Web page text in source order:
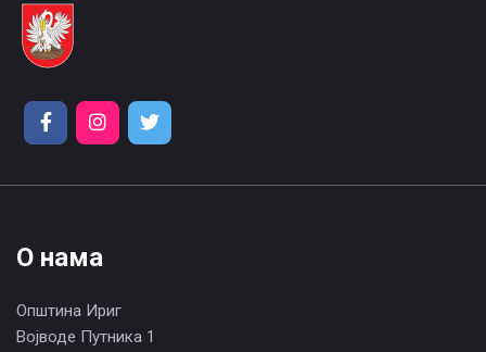
О нама
Општина Ириг
Војводе Путника 1